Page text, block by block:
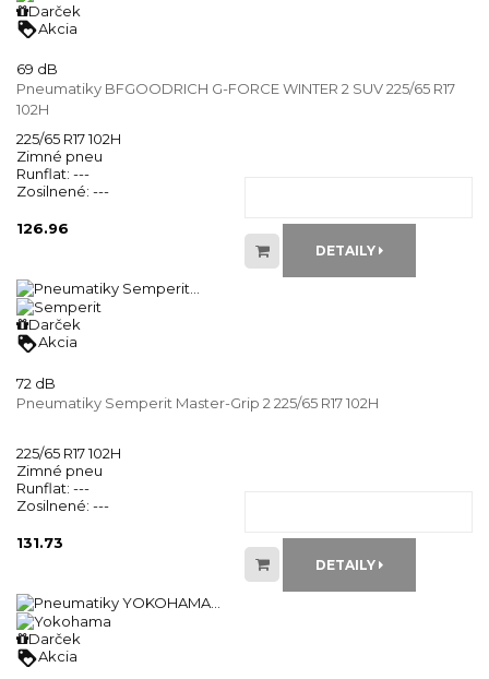
Darček
loyaltyAkcia
69 dB
Pneumatiky BFGOODRICH G-FORCE WINTER 2 SUV 225/65 R17
102H
225/65 R17 102H
Zimné pneu
Runflat: ---
Zosilnené: ---
126.96
DETAILY
Darček
loyaltyAkcia
72 dB
Pneumatiky Semperit Master-Grip 2 225/65 R17 102H
225/65 R17 102H
Zimné pneu
Runflat: ---
Zosilnené: ---
131.73
DETAILY
Darček
loyaltyAkcia